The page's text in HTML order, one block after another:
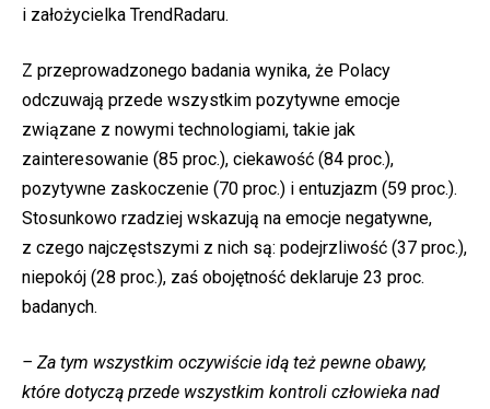
i założycielka TrendRadaru.
Z przeprowadzonego badania wynika, że Polacy
odczuwają przede wszystkim pozytywne emocje
związane z nowymi technologiami, takie jak
zainteresowanie (85 proc.), ciekawość (84 proc.),
pozytywne zaskoczenie (70 proc.) i entuzjazm (59 proc.).
Stosunkowo rzadziej wskazują na emocje negatywne,
z czego najczęstszymi z nich są: podejrzliwość (37 proc.),
niepokój (28 proc.), zaś obojętność deklaruje 23 proc.
badanych.
– Za tym wszystkim oczywiście idą też pewne obawy,
które dotyczą przede wszystkim kontroli człowieka nad